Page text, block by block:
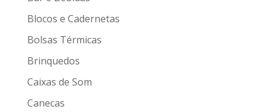
Blocos e Cadernetas
Bolsas Térmicas
Brinquedos
Caixas de Som
Canecas